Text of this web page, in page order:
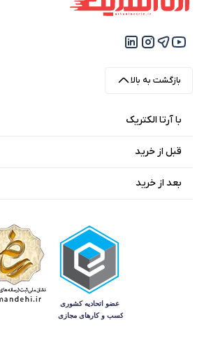
بازگشت به بالا
با آرتا الکتریک
قبل از خرید
بعد از خرید